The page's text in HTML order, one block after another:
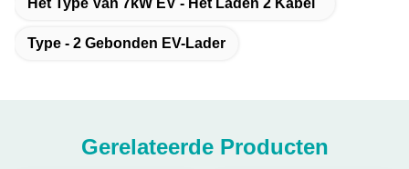
Het Type Van 7kW EV - Het Laden 2 Kabel
Type - 2 Gebonden EV-Lader
Gerelateerde Producten